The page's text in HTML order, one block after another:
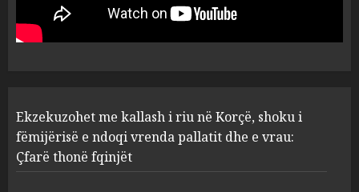
1
ndoqi vrenda pallatit dhe e
vrau: Çfarë thonë fqinjët
AUGUST 8, 2026
2
zjarresh në 8 qarqe
paralajmëron Instituti i
deri në 39°C
Ekzekuzohet me kallash i riu në Korçë, shoku i
fëmijërisë e ndoqi vrenda pallatit dhe e vrau:
Çfarë thonë fqinjët